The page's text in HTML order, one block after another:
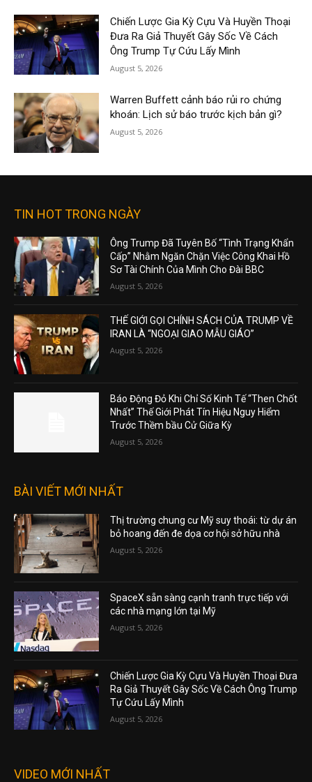
Chiến Lược Gia Kỳ Cựu Và Huyền Thoại
Đưa Ra Giả Thuyết Gây Sốc Về Cách
Ông Trump Tự Cứu Lấy Mình
August 5, 2026
Warren Buffett cảnh báo rủi ro chứng
khoán: Lịch sử báo trước kịch bản gì?
August 5, 2026
TIN HOT TRONG NGÀY
Ông Trump Đã Tuyên Bố “Tình Trạng Khẩn
Cấp” Nhằm Ngăn Chặn Việc Công Khai Hồ
Sơ Tài Chính Của Mình Cho Đài BBC
August 5, 2026
THẾ GIỚI GỌI CHÍNH SÁCH CỦA TRUMP VỀ
IRAN LÀ “NGOẠI GIAO MẪU GIÁO”
August 5, 2026
Báo Động Đỏ Khi Chỉ Số Kinh Tế “Then Chốt
Nhất” Thế Giới Phát Tín Hiệu Nguy Hiểm
Trước Thềm bầu Cử Giữa Kỳ
August 5, 2026
BÀI VIẾT MỚI NHẤT
Thị trường chung cư Mỹ suy thoái: từ dự án
bỏ hoang đến đe dọa cơ hội sở hữu nhà
August 5, 2026
SpaceX sẵn sàng cạnh tranh trực tiếp với
các nhà mạng lớn tại Mỹ
August 5, 2026
Chiến Lược Gia Kỳ Cựu Và Huyền Thoại Đưa
Ra Giả Thuyết Gây Sốc Về Cách Ông Trump
Tự Cứu Lấy Mình
August 5, 2026
VIDEO MỚI NHẤT